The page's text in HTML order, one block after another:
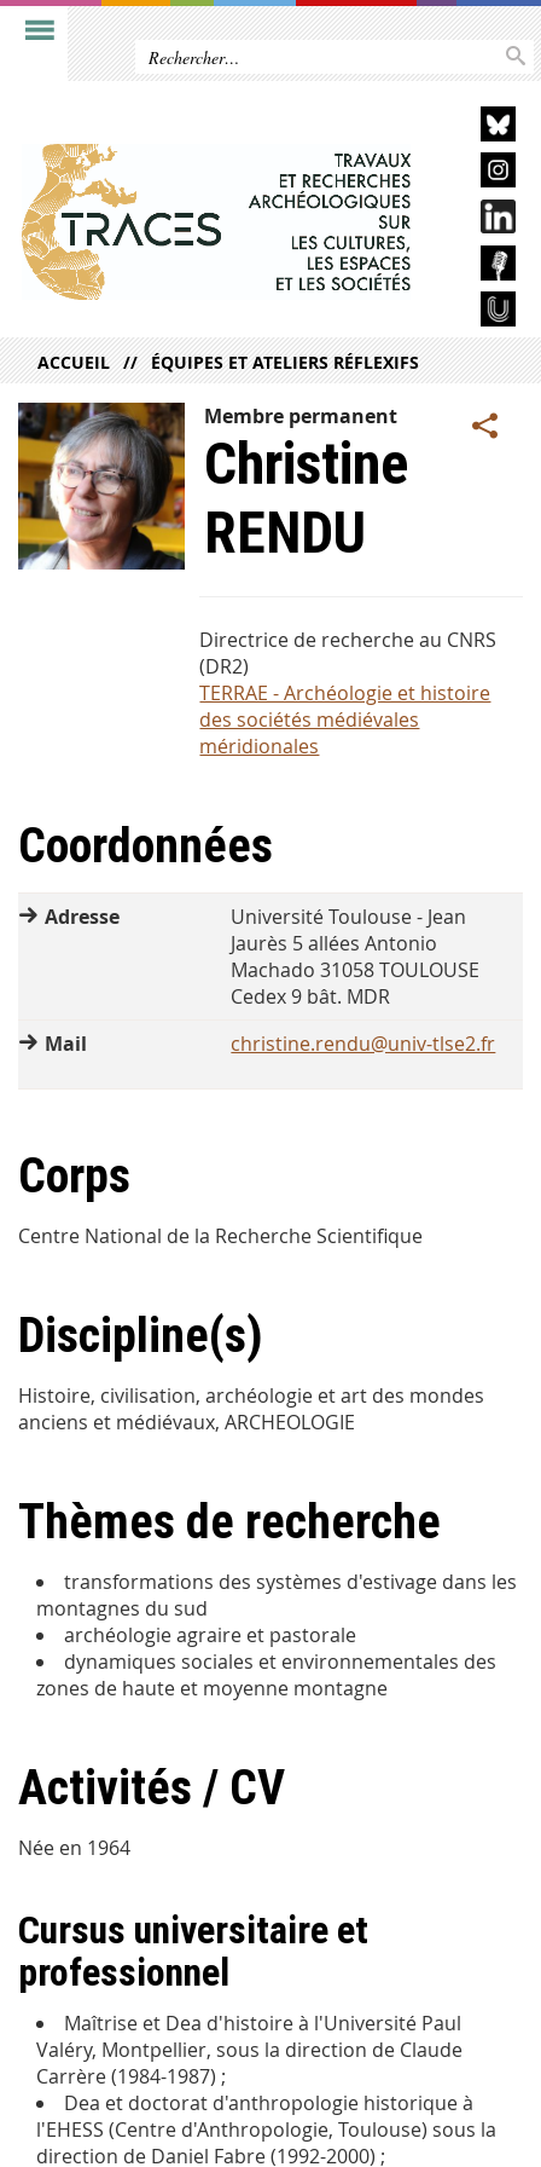
ACCUEIL ÉQUIPES ET ATELIERS RÉFLEXIFS
Membre permanent
Christine
RENDU
Directrice de recherche au CNRS
(DR2)
TERRAE - Archéologie et histoire
des sociétés médiévales
méridionales
Coordonnées
Adresse
Université Toulouse - Jean
Jaurès 5 allées Antonio
Machado 31058 TOULOUSE
Cedex 9 bât. MDR
Mail
christine.rendu@univ-tlse2.fr
Corps
Centre National de la Recherche Scientifique
Discipline(s)
Histoire, civilisation, archéologie et art des mondes
anciens et médiévaux, ARCHEOLOGIE
Thèmes de recherche
transformations des systèmes d'estivage dans les
montagnes du sud
archéologie agraire et pastorale
dynamiques sociales et environnementales des
zones de haute et moyenne montagne
Activités / CV
Née en 1964
Cursus universitaire et
professionnel
Maîtrise et Dea d'histoire à l'Université Paul
Valéry, Montpellier, sous la direction de Claude
Carrère (1984-1987) ;
Dea et doctorat d'anthropologie historique à
l'EHESS (Centre d'Anthropologie, Toulouse) sous la
direction de Daniel Fabre (1992-2000) ;